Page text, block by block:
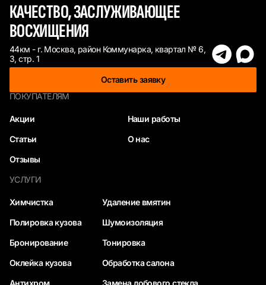
КАЧЕСТВО, ЗАСЛУЖИВАЮЩЕЕ
ВОСХИЩЕНИЯ
44км - г. Москва, район Коммунарка, квартал № 6,
3, стр. 1
Оставить заявку
УСЛУГИ
Химчистка
Полировка кузова
Бронирование
Оклейка кузова
Удаление вмятин
Шумоизоляция
Тонировка
Обработка салона
ПОКУПАТЕЛЯМ
Акции
Наши работы
Статьи
О нас
Отзывы